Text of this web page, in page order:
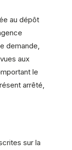
au dépôt
demande,
aux
le
arrêté,
sur la